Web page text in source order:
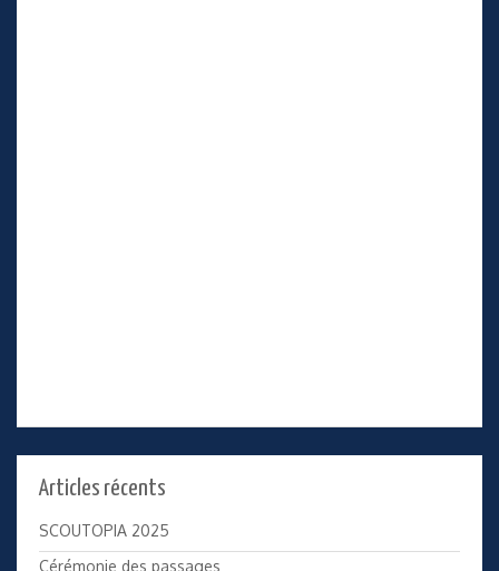
Articles récents
SCOUTOPIA 2025
Cérémonie des passages